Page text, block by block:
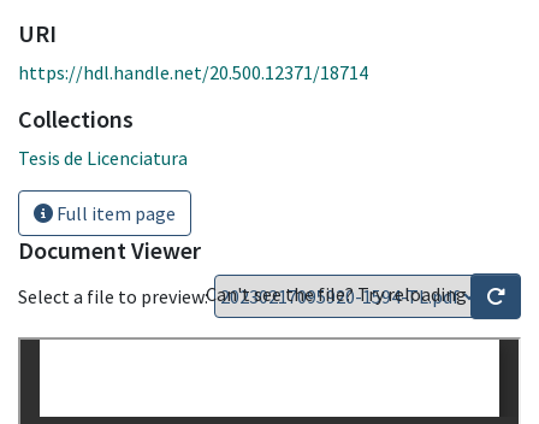
URI
https://hdl.handle.net/20.500.12371/18714
Collections
Tesis de Licenciatura
Full item page
Document Viewer
Select a file to preview:Can't see the file? Try reloading